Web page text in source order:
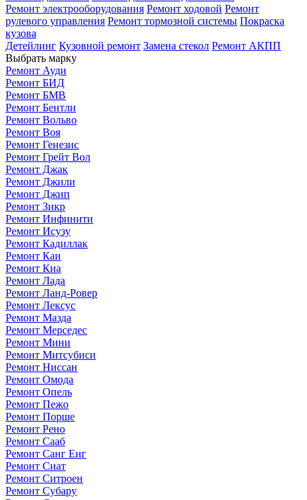
Ремонт электрооборудования Ремонт ходовой Ремонт
рулевого управления Ремонт тормозной системы Покраска
кузова
Детейлинг Кузовной ремонт Замена стекол Ремонт АКПП
Выбрать марку
Ремонт Ауди
Ремонт БИД
Ремонт БМВ
Ремонт Бентли
Ремонт Вольво
Ремонт Воя
Ремонт Генезис
Ремонт Грейт Вол
Ремонт Джак
Ремонт Джили
Ремонт Джип
Ремонт Зикр
Ремонт Инфинити
Ремонт Исузу
Ремонт Кадиллак
Ремонт Каи
Ремонт Киа
Ремонт Лада
Ремонт Ланд-Ровер
Ремонт Лексус
Ремонт Мазда
Ремонт Мерседес
Ремонт Мини
Ремонт Митсубиси
Ремонт Ниссан
Ремонт Омода
Ремонт Опель
Ремонт Пежо
Ремонт Порше
Ремонт Рено
Ремонт Сааб
Ремонт Санг Енг
Ремонт Сиат
Ремонт Ситроен
Ремонт Субару